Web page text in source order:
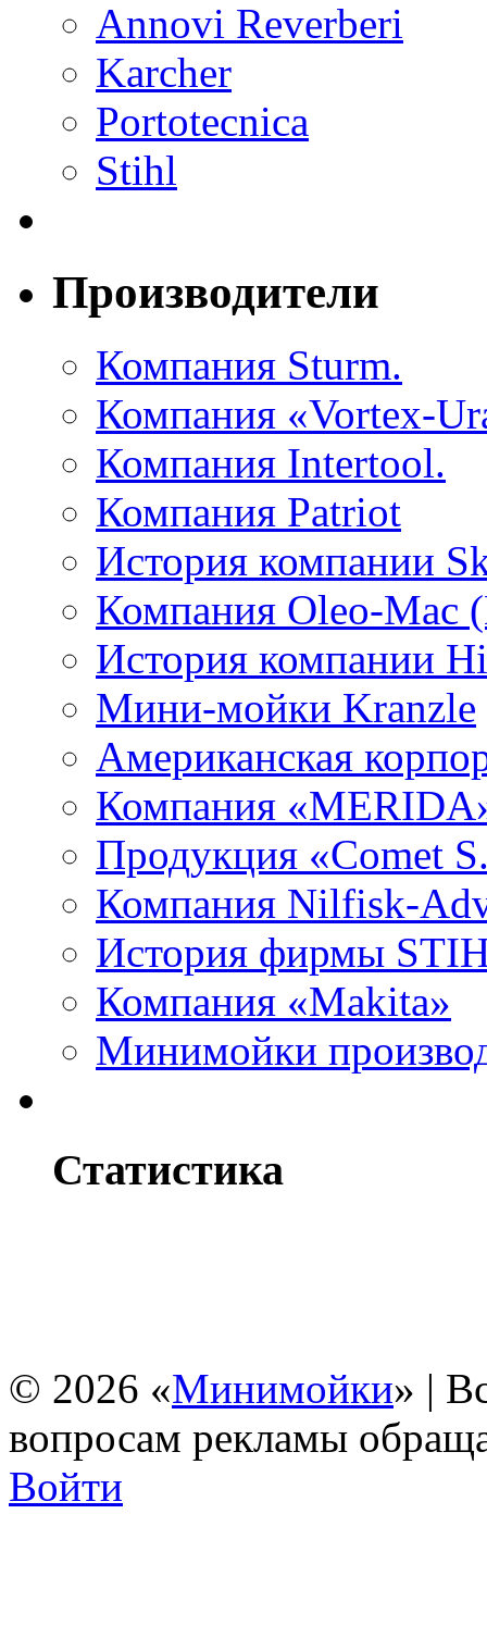
Annovi Reverberi
Karcher
Portotecnica
Stihl
Производители
Компания Sturm.
Компания «Vortex-
Компания Intertool.
Компания Patriot
История компании
Компания Oleo-Mac
История компании
Мини-мойки Kranzle
Американская
Компания
Продукция «Comet
Компания Nilfisk-
История фирмы
Компания «Makita»
Минимойки
Статистика
© 2026 «Минимойки» |
вопросам рекламы
Войти